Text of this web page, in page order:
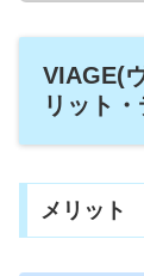
VIAGE(
リット
メリット